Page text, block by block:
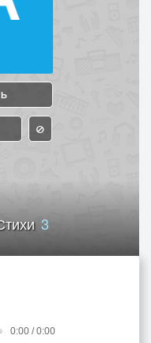
3
0:00 / 0:00